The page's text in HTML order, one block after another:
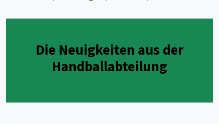
Die Neuigkeiten aus der
Handballabteilung